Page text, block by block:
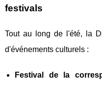
festivals
Tout au long de l'été, la
d'événements culturels :
Festival de la